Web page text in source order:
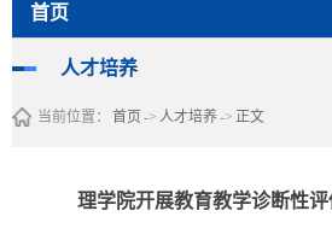
首页
人才培养
当前位置： 首页-> 人才培养-> 正文
理学院开展教育教学诊断性